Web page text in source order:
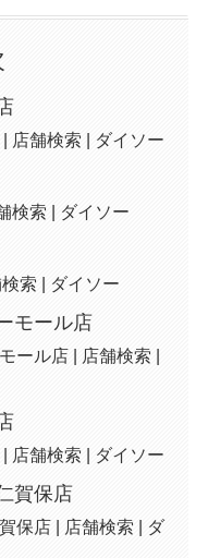
店舗検索 | ダイソー
検索 | ダイソー
索 | ダイソー
モール店
ール店 | 店舗検索 |
店舗検索 | ダイソー
賀保店
保店 | 店舗検索 | ダ